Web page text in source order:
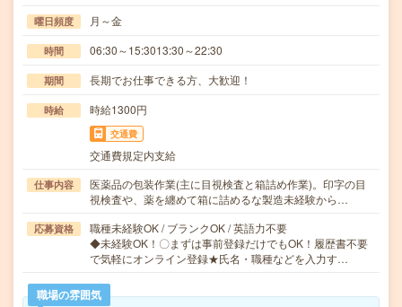
曜日頻度 月～金
時間 06:30～15:3013:30～22:30
期間 長期でお仕事できる方、大歓迎！
時給 時給1300円
交通費
交通費規定内支給
仕事内容
医薬品の包装作業(主に目視検査と箱詰め作業)。印字の目
視検査や、薬を纏めて箱に詰めるな製造未経験から…
応募資格
職種未経験OK / ブランクOK / 英語力不要
◆未経験OK！〇まずは事前登録だけでもOK！履歴書不要
で気軽にオンライン登録★氏名・職種などを入力す…
職場の雰囲気